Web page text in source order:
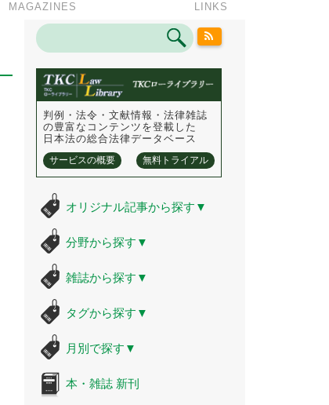
MAGAZINES LINKS
判例・法令・文献情報・法律雑誌
の豊富なコンテンツを登載した
日本法の総合法律データベース
サービスの概要 無料トライアル
オリジナル記事から探す ▼
分野から探す ▼
雑誌から探す ▼
タグから探す ▼
月別で探す ▼
本・雑誌 新刊